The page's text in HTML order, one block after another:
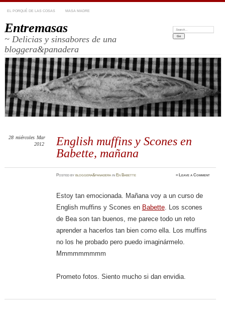
EL PORQUÉ DE LAS COSAS MASA MADRE
Entremasas
~ Delicias y sinsabores de una
bloggera&panadera
Search:
English muffins y Scones en
Babette, mañana
28 miércoles Mar
2012
Postedbybloggera&panadera inEn Babette ≈Leave a Comment
Estoy tan emocionada. Mañana voy a un curso de
English muffins y Scones en Babette. Los scones
de Bea son tan buenos, me parece todo un reto
aprender a hacerlos tan bien como ella. Los muffins
no los he probado pero puedo imaginármelo.
Mmmmmmmmm
Prometo fotos. Siento mucho si dan envidia.